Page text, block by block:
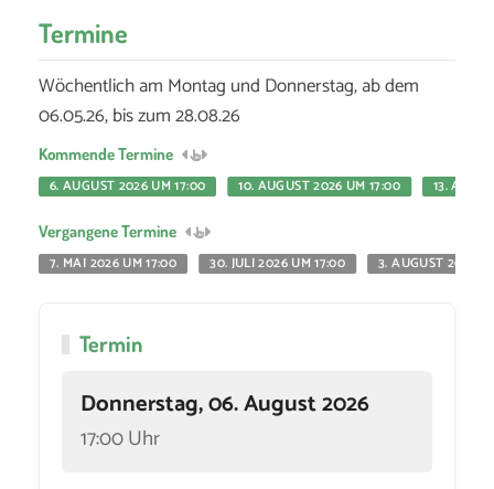
Termine
Wöchentlich am Montag und Donnerstag, ab dem
06.05.26, bis zum 28.08.26
Kommende Termine
6. AUGUST 2026 UM 17:00
10. AUGUST 2026 UM 17:00 13.
Vergangene Termine
7. MAI 2026 UM 17:00
30. JULI 2026 UM 17:00 3. AUGUST 2026
Termin
Donnerstag, 06. August 2026
17:00 Uhr